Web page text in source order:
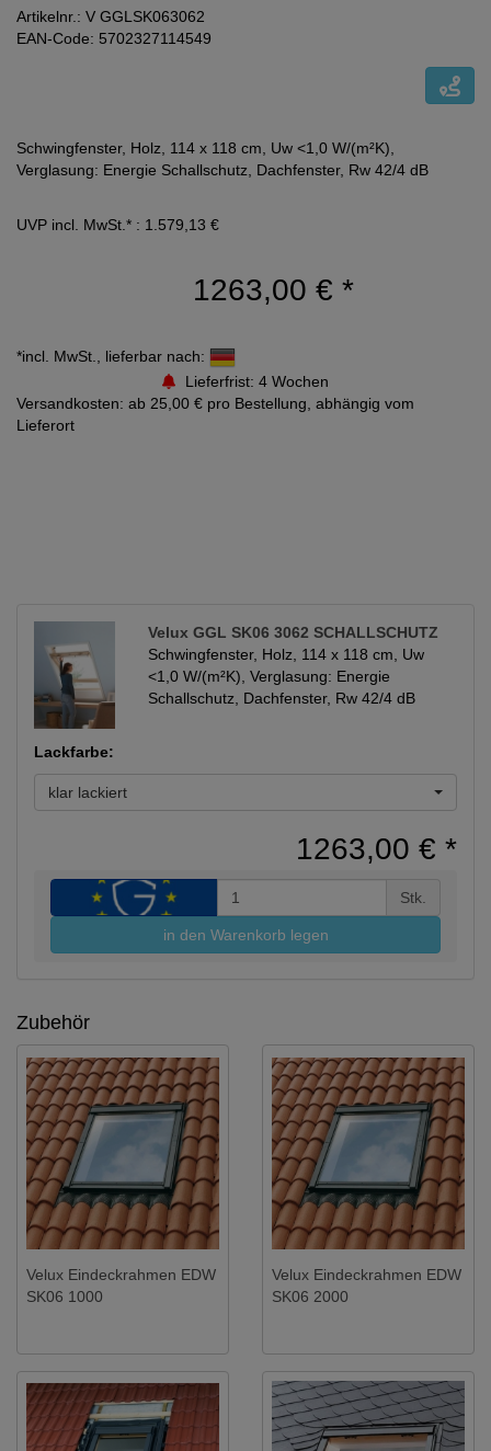
Artikelnr.: V GGLSK063062
EAN-Code: 5702327114549
Schwingfenster, Holz, 114 x 118 cm, Uw <1,0 W/(m²K),
Verglasung: Energie Schallschutz, Dachfenster, Rw 42/4 dB
UVP incl. MwSt.* : 1.579,13 €
1263,00 € *
*incl. MwSt., lieferbar nach:
Lieferfrist: 4 Wochen
Versandkosten: ab 25,00 € pro Bestellung, abhängig vom
Lieferort
Velux GGL SK06 3062 SCHALLSCHUTZ
Schwingfenster, Holz, 114 x 118 cm, Uw
<1,0 W/(m²K), Verglasung: Energie
Schallschutz, Dachfenster, Rw 42/4 dB
Lackfarbe:
klar lackiert
1263,00 € *
Stk.
in den Warenkorb legen
Zubehör
Velux Eindeckrahmen EDW
SK06 1000
Velux Eindeckrahmen EDW
SK06 2000